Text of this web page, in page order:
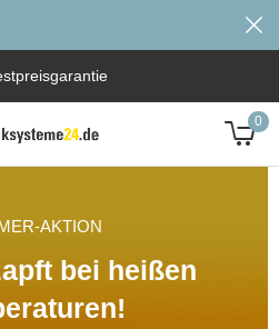
0
AKTION
bei heißen